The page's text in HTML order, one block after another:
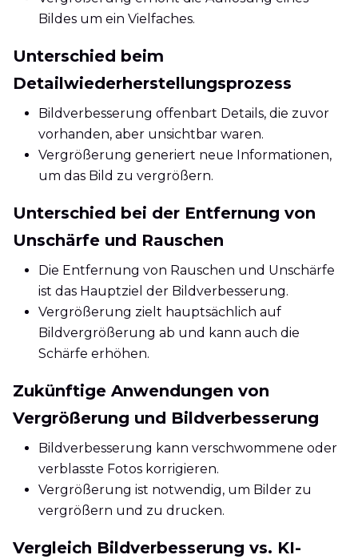
Bildes um ein Vielfaches.
Unterschied beim
Detailwiederherstellungsprozess
Bildverbesserung offenbart Details, die zuvor
vorhanden, aber unsichtbar waren.
Vergrößerung generiert neue Informationen,
um das Bild zu vergrößern.
Unterschied bei der Entfernung von
Unschärfe und Rauschen
Die Entfernung von Rauschen und Unschärfe
ist das Hauptziel der Bildverbesserung.
Vergrößerung zielt hauptsächlich auf
Bildvergrößerung ab und kann auch die
Schärfe erhöhen.
Zukünftige Anwendungen von
Vergrößerung und Bildverbesserung
Bildverbesserung kann verschwommene oder
verblasste Fotos korrigieren.
Vergrößerung ist notwendig, um Bilder zu
vergrößern und zu drucken.
Vergleich Bildverbesserung vs. KI-